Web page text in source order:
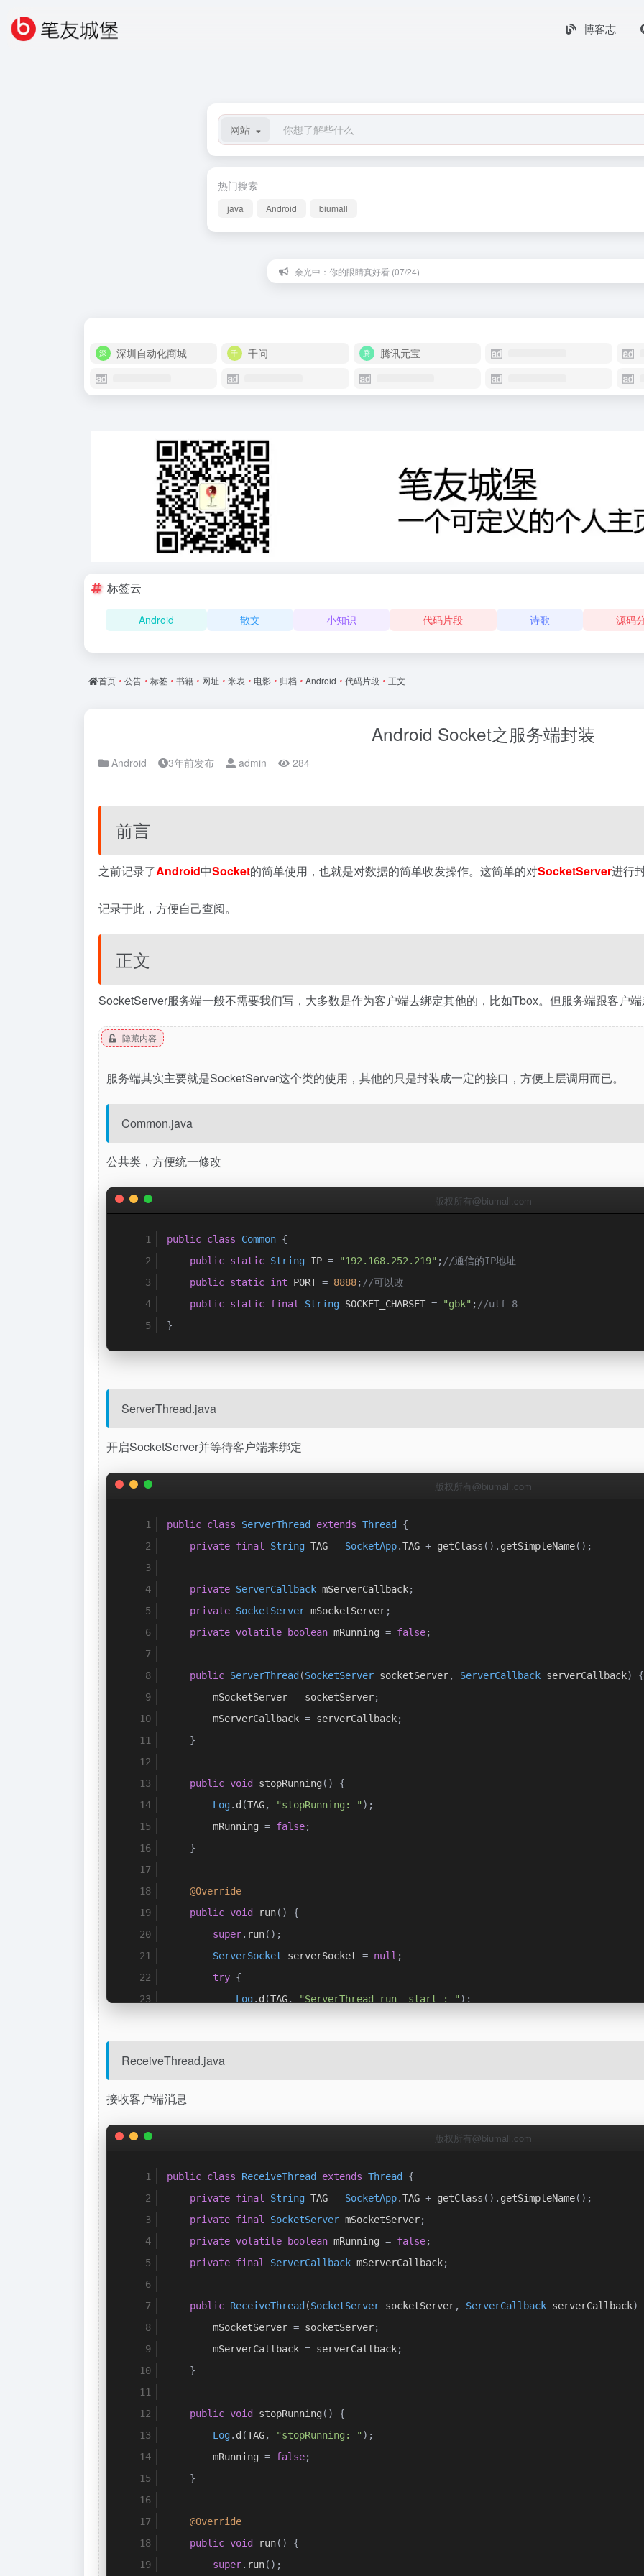
博客志
网站
热门搜索
java Android biumall
余光中：你的眼睛真好看 (07/24)
深圳自动化商城 千问 腾讯元宝
标签云
Android 散文 小知识 代码片段 诗歌 源码
首页 • 公告 • 标签 • 书籍 • 网址 • 米表 • 电影 • 归档 • Android • 代码片段 • 正文
Android Socket之服务端封装
Android 3年前发布 admin 284
前言
之前记录了Android中Socket的简单使用，也就是对数据的简单收发操作。这简单的对SocketServer进行
记录于此，方便自己查阅。
正文
SocketServer服务端一般不需要我们写，大多数是作为客户端去绑定其他的，比如Tbox。但服务端跟客户
隐藏内容
服务端其实主要就是SocketServer这个类的使用，其他的只是封装成一定的接口，方便上层调用而已。
Common.java
公共类，方便统一修改
版权所有@biumall.com
public class Common {
public static String IP = "192.168.252.219" ; //通信的IP地址
public static int PORT = 8888; //可以改
public static final String SOCKET_CHARSET = "gbk" ; //utf-8
}
ServerThread.java
开启SocketServer并等待客户端来绑定
版权所有@biumall.com
public class ServerThread extends Thread
{
private final String TAG = SocketApp.TAG + getClass (). getSimpleName();
private ServerCallback mServerCallback;
private SocketServer mSocketServer;
private volatile boolean mRunning = false;
public ServerThread (SocketServer socketServer, ServerCallback serverCallback)
{
mSocketServer = socketServer;
mServerCallback = serverCallback;
}
public void stopRunning ()
{
Log. d (TAG, "stopRunning: " );
mRunning = false;
}
@Override
public void run()
{
super. run();
ServerSocket serverSocket = null ;
try {
Log. d (TAG, "ServerThread run  start : " );
//50 表示入栈连接的最大个数
serverSocket = new ServerSocket(mSocketServer.getPort(), 50,
//                    serverSocket = new ServerSocket(mSocketServer.getPort());
mSocketServer
setServerSocket ( serverSocket );
Socket
socket serverSocket
mSocketServer
setSocket
mServerCallback
startSuccess
Log . "ServerThread run  end : "
IOException
{
e
mServerCallback
stopSuccess
ReceiveThread.java
接收客户端消息
版权所有@biumall.com
public class ReceiveThread extends Thread
{
private final String TAG = SocketApp.TAG + getClass (). getSimpleName();
private final SocketServer mSocketServer;
private volatile boolean mRunning = false;
private final ServerCallback mServerCallback;
public ReceiveThread (SocketServer socketServer, ServerCallback serverCallback)
mSocketServer = socketServer;
mServerCallback = serverCallback;
}
public void stopRunning ()
{
Log. d (TAG, "stopRunning: " );
mRunning = false;
}
@Override
public void run()
{
super. run();